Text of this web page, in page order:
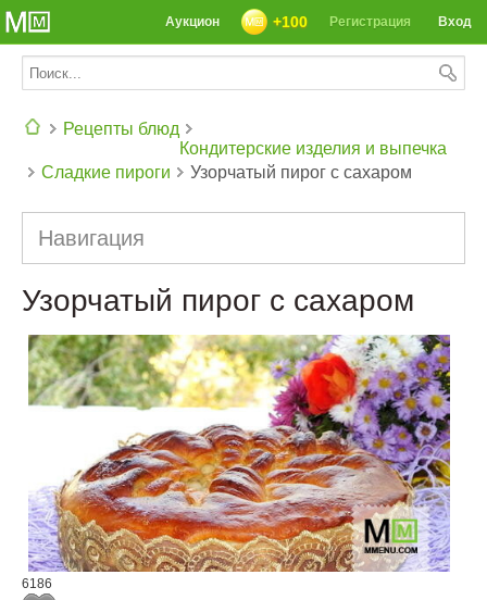
СЕГОДНЯ: 39142 РЕЦЕПТА
Вход
Регистрация
+100
Аукцион
Рецепты блюд
Кондитерские изделия и выпечка
Сладкие пироги
Узорчатый пирог с сахаром
Навигация
Узорчатый пирог с сахаром
6186